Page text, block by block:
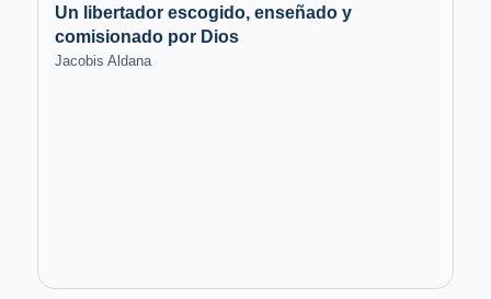
Un libertador escogido, enseñado y
comisionado por Dios
Jacobis Aldana